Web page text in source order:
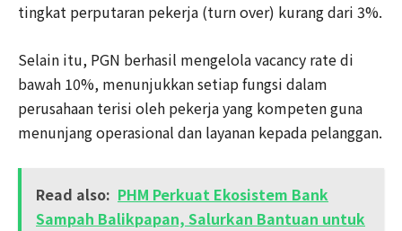
tingkat perputaran pekerja (turn over) kurang dari 3%.
Selain itu, PGN berhasil mengelola vacancy rate di
bawah 10%, menunjukkan setiap fungsi dalam
perusahaan terisi oleh pekerja yang kompeten guna
menunjang operasional dan layanan kepada pelanggan.
Read also: PHM Perkuat Ekosistem Bank
Sampah Balikpapan, Salurkan Bantuan untuk